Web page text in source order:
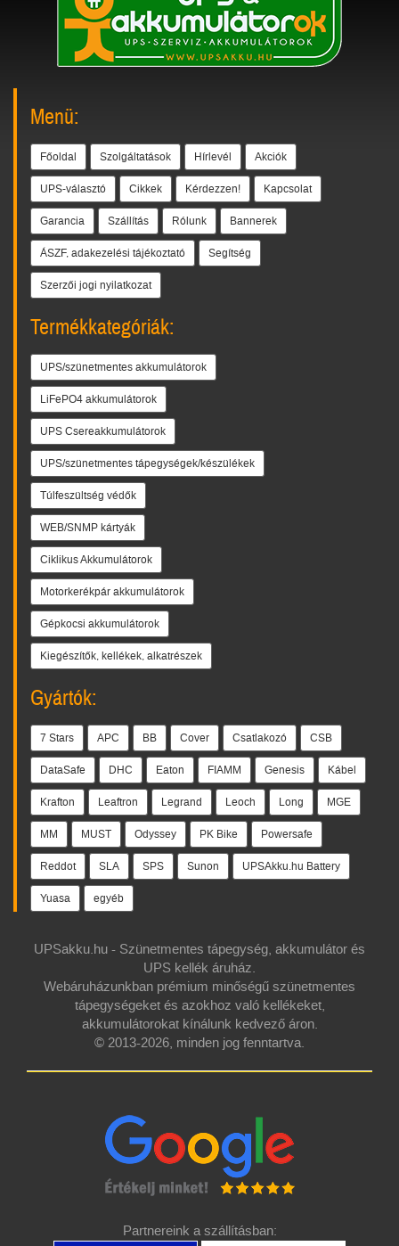
Menü:
Főoldal Szolgáltatások Hírlevél Akciók
UPS-választó Cikkek Kérdezzen! Kapcsolat
Garancia Szállítás Rólunk Bannerek
ÁSZF, adakezelési tájékoztató Segítség
Szerzői jogi nyilatkozat
Termékkategóriák:
UPS/szünetmentes akkumulátorok
LiFePO4 akkumulátorok
UPS Csereakkumulátorok
UPS/szünetmentes tápegységek/készülékek
Túlfeszültség védők
WEB/SNMP kártyák
Ciklikus Akkumulátorok
Motorkerékpár akkumulátorok
Gépkocsi akkumulátorok
Kiegészítők, kellékek, alkatrészek
Gyártók:
7 Stars APC BB Cover Csatlakozó CSB
DataSafe DHC Eaton FIAMM Genesis Kábel
Krafton Leaftron Legrand Leoch Long MGE
MM MUST Odyssey PK Bike Powersafe
Reddot SLA SPS Sunon UPSAkku.hu Battery
Yuasa egyéb
UPSakku.hu - Szünetmentes tápegység, akkumulátor és
UPS kellék áruház.
Webáruházunkban prémium minőségű szünetmentes
tápegységeket és azokhoz való kellékeket,
akkumulátorokat kínálunk kedvező áron.
© 2013-2026, minden jog fenntartva.
Partnereink a szállításban: